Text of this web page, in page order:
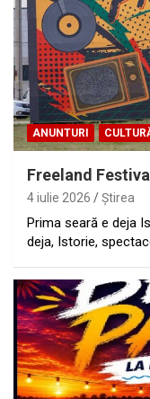
ANUNTURI
Freeland
4 iulie 2026 Ştirea
Prima seară e deja
deja, Istorie,